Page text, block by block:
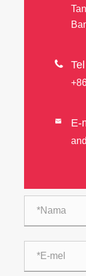
 Tel
 E-